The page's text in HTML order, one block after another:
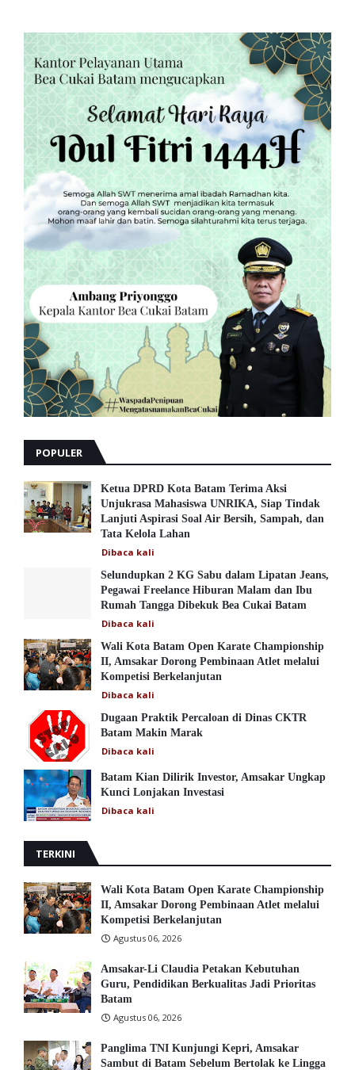
POPULER
Ketua DPRD Kota Batam Terima Aksi
Unjukrasa Mahasiswa UNRIKA, Siap Tindak
Lanjuti Aspirasi Soal Air Bersih, Sampah, dan
Tata Kelola Lahan
Dibaca kali
Selundupkan 2 KG Sabu dalam Lipatan Jeans,
Pegawai Freelance Hiburan Malam dan Ibu
Rumah Tangga Dibekuk Bea Cukai Batam
Dibaca kali
Wali Kota Batam Open Karate Championship
II, Amsakar Dorong Pembinaan Atlet melalui
Kompetisi Berkelanjutan
Dibaca kali
Dugaan Praktik Percaloan di Dinas CKTR
Batam Makin Marak
Dibaca kali
Batam Kian Dilirik Investor, Amsakar Ungkap
Kunci Lonjakan Investasi
Dibaca kali
TERKINI
Wali Kota Batam Open Karate Championship
II, Amsakar Dorong Pembinaan Atlet melalui
Kompetisi Berkelanjutan
Agustus 06, 2026
Amsakar-Li Claudia Petakan Kebutuhan
Guru, Pendidikan Berkualitas Jadi Prioritas
Batam
Agustus 06, 2026
Panglima TNI Kunjungi Kepri, Amsakar
Sambut di Batam Sebelum Bertolak ke Lingga